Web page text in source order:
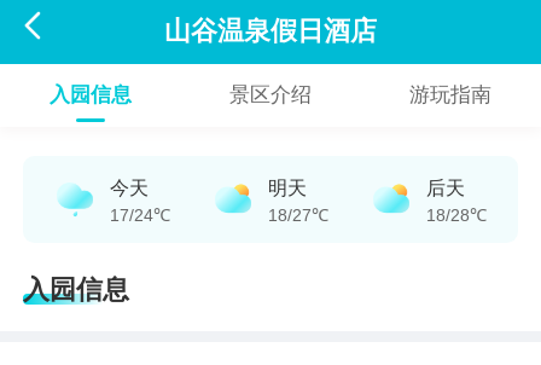
 山谷温泉假日酒店
入园信息 景区介绍 游玩指南
今天
17/24℃
明天
18/27℃
后天
18/28℃
入园信息